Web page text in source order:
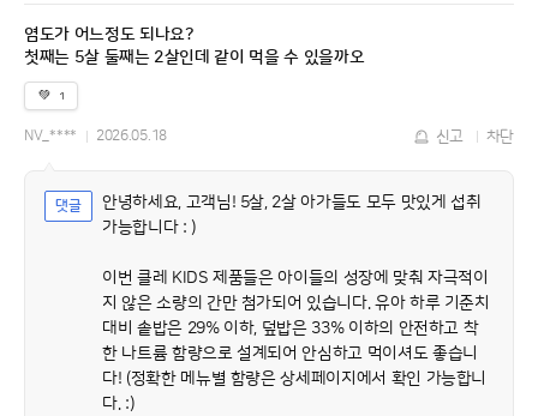
염도가 어느정도 되나요?
첫째는 5살 둘째는 2살인데 같이 먹을 수 있을까오
💚 1
NV_**** 2026.05.18 신고 차단
안녕하세요, 고객님! 5살, 2살 아가들도 모두 맛있게 섭취
가능합니다 : )
이번 클레 KIDS 제품들은 아이들의 성장에 맞춰 자극적이
지 않은 소량의 간만 첨가되어 있습니다. 유아 하루 기준치
대비 솥밥은 29% 이하, 덮밥은 33% 이하의 안전하고 착
한 나트륨 함량으로 설계되어 안심하고 먹이셔도 좋습니
다! (정확한 메뉴별 함량은 상세페이지에서 확인 가능합니
다. :)